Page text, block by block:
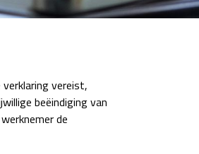
verklaring vereist,
beëindiging van
de